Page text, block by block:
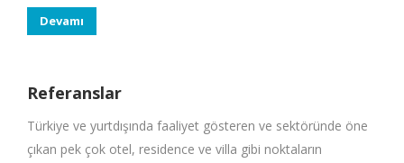
Devamı
Referanslar
Türkiye ve yurtdışında faaliyet gösteren ve sektöründe öne
çıkan pek çok otel, residence ve villa gibi noktaların